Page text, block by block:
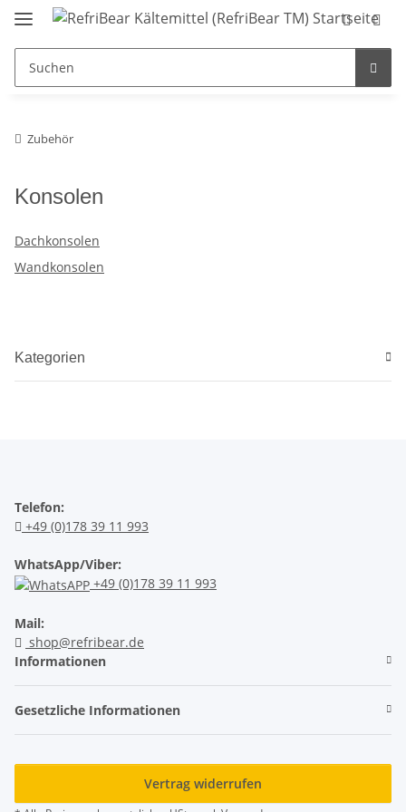
Zubehör
Konsolen
Dachkonsolen
Wandkonsolen
Kategorien
Telefon:
+49 (0)178 39 11 993
WhatsApp/Viber:
+49 (0)178 39 11 993
Mail:
shop@refribear.de
Informationen
Gesetzliche Informationen
Vertrag widerrufen